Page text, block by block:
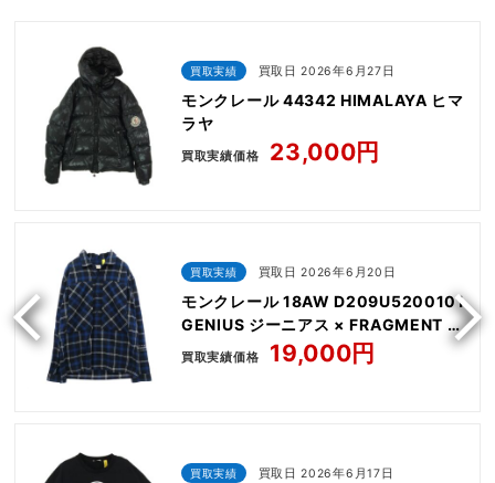
買取実績 買取日 2026年6月27日
モンクレール 44342 HIMALAYA ヒマ
ラヤ
買取実績価格 23,000円
買取実績 買取日 2026年6月20日
モンクレール 18AW D209U5200101
GENIUS ジーニアス × FRAGMENT フ
ラグメント HIROSHI FUJIWARA
CAMICIA 長袖 バックロゴ フランネル
買取実績価格 19,000円
買取実績 買取日 2026年6月17日